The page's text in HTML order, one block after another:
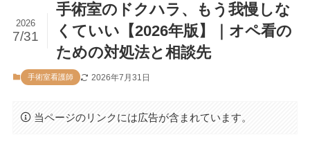
手術室のドクハラ、もう我慢しな
くていい【2026年版】｜オペ看の
ための対処法と相談先
2026
7/31
手術室看護師 2026年7月31日
当ページのリンクには広告が含まれています。